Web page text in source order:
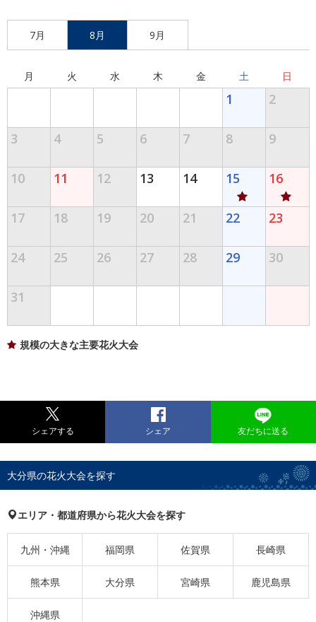
7月 8月 9月
月 火 水 木 金 土 日
1 2
3 4 5 6 7 8 9
10 11 12 13 14 15 16
17 18 19 20 21 22 23
24 25 26 27 28 29 30
31
規模の大きな主要花火大会
シェアする シェア 友だちに送る
大分県の花火大会を探す
エリア・都道府県から花火大会を探す
九州・沖縄 福岡県 佐賀県 長崎県
熊本県 大分県 宮崎県 鹿児島県
沖縄県